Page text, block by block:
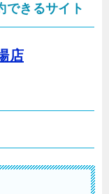
できるサイト
店